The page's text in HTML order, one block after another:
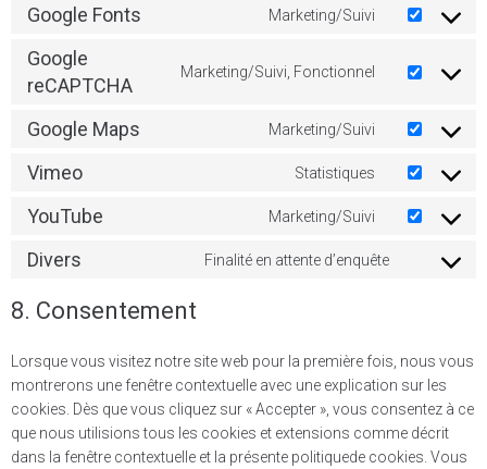
Google Fonts Marketing/Suivi
Google
reCAPTCHA
Marketing/Suivi, Fonctionnel
Google Maps Marketing/Suivi
Vimeo Statistiques
YouTube Marketing/Suivi
Divers Finalité en attente d’enquête
8. Consentement
Lorsque vous visitez notre site web pour la première fois, nous vous
montrerons une fenêtre contextuelle avec une explication sur les
cookies. Dès que vous cliquez sur « Accepter », vous consentez à ce
que nous utilisions tous les cookies et extensions comme décrit
dans la fenêtre contextuelle et la présente politiquede cookies. Vous